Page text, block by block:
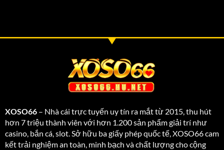
XOSO66– Nhà cái trực tuyến uy tín ra mắt từ 2015, thu hút
hơn 7 triệu thành viên với hơn 1.200 sản phẩm giải trí như
casino, bắn cá, slot. Sở hữu ba giấy phép quốc tế, XOSO66 cam
kết trải nghiệm an toàn, minh bạch và chất lượng cho cộng